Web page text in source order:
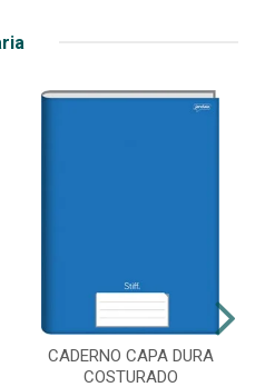
CADERNO CAPA DURA
COSTURADO